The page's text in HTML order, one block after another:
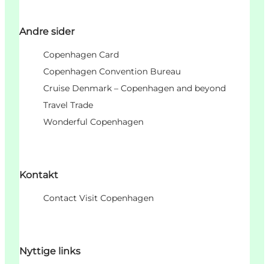
Andre sider
Copenhagen Card
Copenhagen Convention Bureau
Cruise Denmark – Copenhagen and beyond
Travel Trade
Wonderful Copenhagen
Kontakt
Contact Visit Copenhagen
Nyttige links